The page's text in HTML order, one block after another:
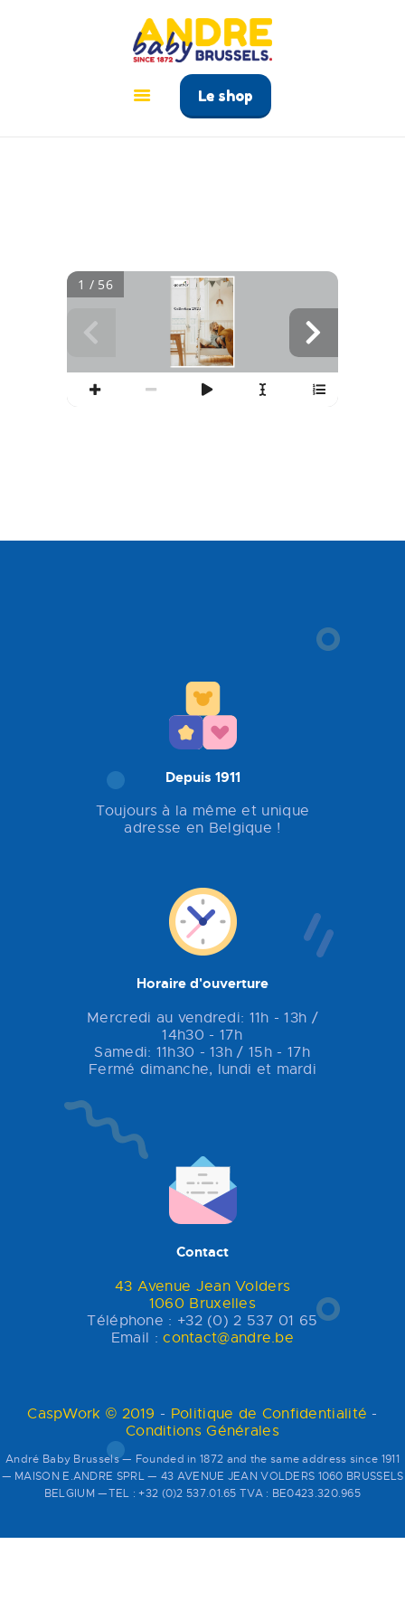
Le shop
ANDRÉ BABY BRUSSELS
Le tout pour bébé à Bruxelles
ACCUEIL
Collection 2021
1 / 56
Depuis 1911
Toujours à la même et unique
adresse en Belgique !
Horaire d'ouverture
Mercredi au vendredi: 11h - 13h /
14h30 - 17h
Samedi: 11h30 - 13h / 15h - 17h
Fermé dimanche, lundi et mardi
Contact
43 Avenue Jean Volders
1060 Bruxelles
Téléphone : +32 (0) 2 537 01 65
Email :contact@andre.be
CaspWork © 2019 - Politique de Confidentialité -
Conditions Générales
André Baby Brussels — Founded in 1872 and the same address since 1911
— MAISON E.ANDRE SPRL — 43 AVENUE JEAN VOLDERS 1060 BRUSSELS
BELGIUM —TEL : +32 (0)2 537.01.65 TVA : BE0423.320.965